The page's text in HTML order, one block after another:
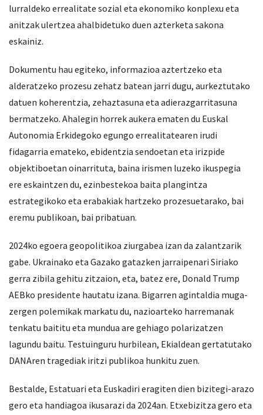
lurraldeko errealitate sozial eta ekonomiko konplexu eta
anitzak ulertzea ahalbidetuko duen azterketa sakona
eskainiz.
Dokumentu hau egiteko, informazioa aztertzeko eta
alderatzeko prozesu zehatz batean jarri dugu, aurkeztutako
datuen koherentzia, zehaztasuna eta adierazgarritasuna
bermatzeko. Ahalegin horrek aukera ematen du Euskal
Autonomia Erkidegoko egungo errealitatearen irudi
fidagarria emateko, ebidentzia sendoetan eta irizpide
objektiboetan oinarrituta, baina irismen luzeko ikuspegia
ere eskaintzen du, ezinbestekoa baita plangintza
estrategikoko eta erabakiak hartzeko prozesuetarako, bai
eremu publikoan, bai pribatuan.
2024ko egoera geopolitikoa ziurgabea izan da zalantzarik
gabe. Ukrainako eta Gazako gatazken jarraipenari Siriako
gerra zibila gehitu zitzaion, eta, batez ere, Donald Trump
AEBko presidente hautatu izana. Bigarren agintaldia muga-
zergen polemikak markatu du, nazioarteko harremanak
tenkatu baititu eta mundua are gehiago polarizatzen
lagundu baitu. Testuinguru hurbilean, Ekialdean gertatutako
DANAren tragediak iritzi publikoa hunkitu zuen.
Bestalde, Estatuari eta Euskadiri eragiten dien bizitegi-arazo
gero eta handiagoa ikusarazi da 2024an. Etxebizitza gero eta